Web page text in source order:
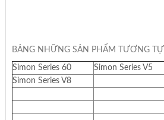
BẢNG NHỮNG SẢN PHẨM TƯƠNG TỰ
Simon Series 60 Simon Series V5
Simon Series V8